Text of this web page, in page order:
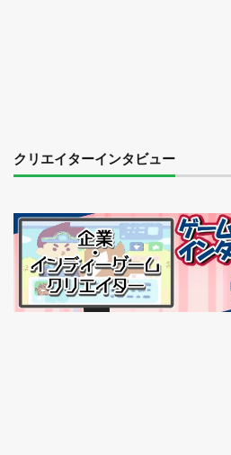
クリエイターインタビュー